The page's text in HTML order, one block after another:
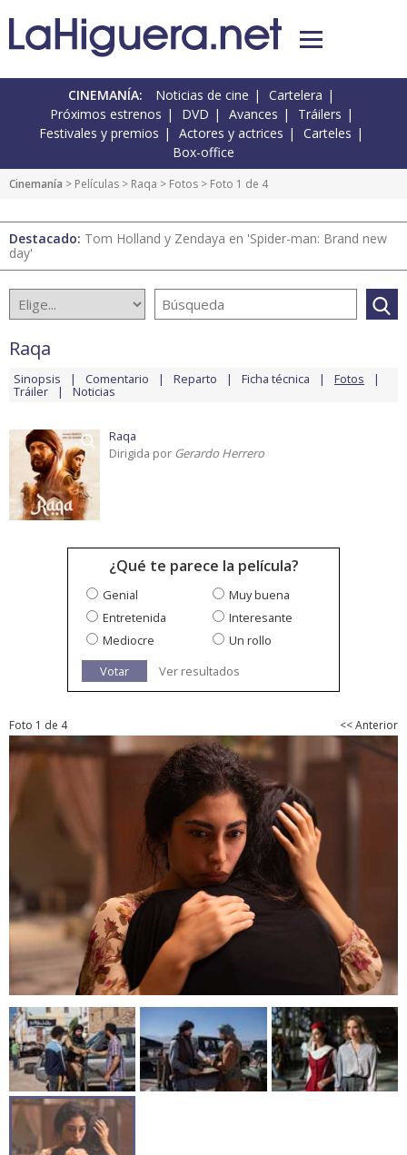
CINEMANÍA: Noticias de cine
Cartelera
Próximos estrenos
DVD Avances
Tráilers
Festivales y premios
Actores y actrices
Carteles
Box-office
Cinemanía > Películas > Raqa > Fotos > Foto 1 de 4
Destacado: Tom Holland y Zendaya en 'Spider-man: Brand new
day'
Raqa
Sinopsis Comentario Reparto Ficha técnica Fotos
Tráiler Noticias
Raqa
Dirigida por Gerardo Herrero
¿Qué te parece la película?
Genial
Muy buena
Entretenida
Interesante
Mediocre
Un rollo
Votar
Ver resultados
Foto 1 de 4 << Anterior